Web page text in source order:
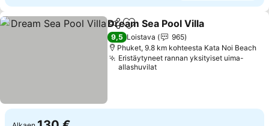
Jaa Lisää suosikkeihin
Dream Sea Pool Villa
9,5 Loistava
965
Phuket, 9.8 km kohteesta Kata Noi Beach
Eristäytyneet rannan yksityiset uima-
allashuvilat